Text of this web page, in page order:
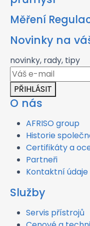
Měření
Novinky na
novinky, rady, tipy
PŘIHLÁSIT
O nás
AFRISO group
Historie
Certifikáty a
Partneři
Kontaktní údaje
Služby
Servis přístrojů